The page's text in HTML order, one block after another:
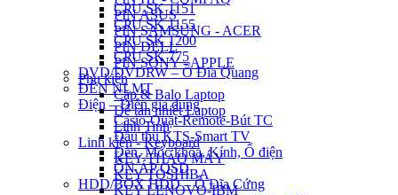
CPU SK 1151
CPU SK 1155
CPU SK 1200
CPU SK 775
DVD/DVDRW – Ổ Đĩa Quang
ĐÈN NLMT
Điện – Điện gia dụng
Casio-Quạt-Remote-Bút TC
Đầu thu KTS-Smart TV
Đèn, Móc khóa, Kính, Ổ điện
ỔN ÁP QSD
HDD/BOX HDD – Ổ Đĩa Cứng
PIN ASUS
PIN SAMSUNG - ACER
PIN DELL
PIN SONY - APPLE
Phụ kiện
Cặp & Balo Laptop
Đế tản nhiệt Laptop
Linh Tinh
Linh kiện - Keyboard
KEY THÁO MÁY
KEY TOSHIBA
KEY LENOVO-IBM